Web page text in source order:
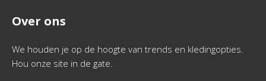
Over ons
We houden je op de hoogte van trends en kledingopties.
Hou onze site in de gate.